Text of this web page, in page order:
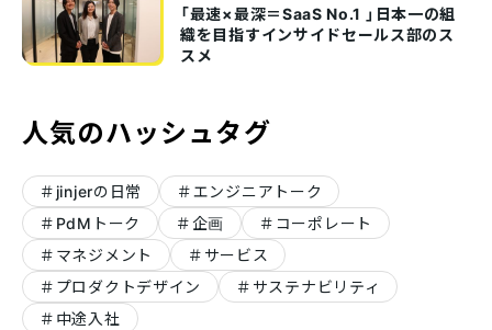
「最速×最深＝SaaS No.1 」日本一の組
織を目指すインサイドセールス部のス
スメ
人気のハッシュタグ
jinjerの日常
エンジニアトーク
PdMトーク
企画
コーポレート
マネジメント
サービス
プロダクトデザイン
サステナビリティ
中途入社